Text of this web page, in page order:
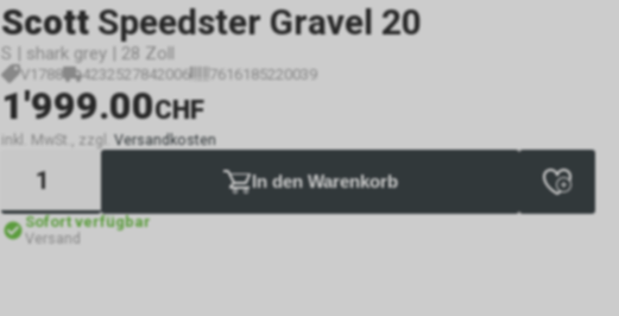
Scott Speedster Gravel 20
S | shark grey | 28 Zoll
V1788 4232527842006 7616185220039
1'999.00CHF
inkl. MwSt., zzgl. Versandkosten
In den Warenkorb
Sofort verfügbar
Versand